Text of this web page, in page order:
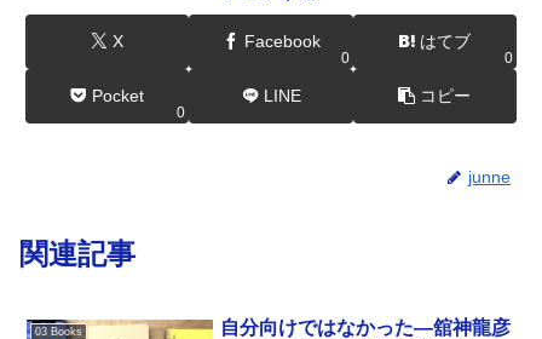
X Facebook
0
はてブ
0
Pocket
0
LINE コピー
junne
関連記事
03 Books
自分向けではなかった―舘神龍彦